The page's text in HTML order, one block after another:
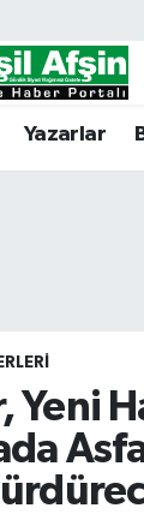
Yazarlar
Yeni
Nöbetçi